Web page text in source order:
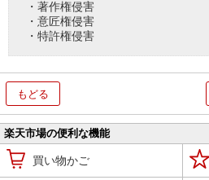
・著作権侵害
・意匠権侵害
・特許権侵害
もどる
楽天市場の便利な機能
買い物かご